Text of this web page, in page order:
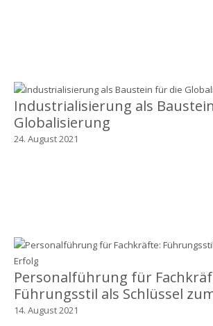
Industrialisierung als
Globalisierung
24. August 2021
Personalführung für
Führungsstil als Schlüssel
14. August 2021